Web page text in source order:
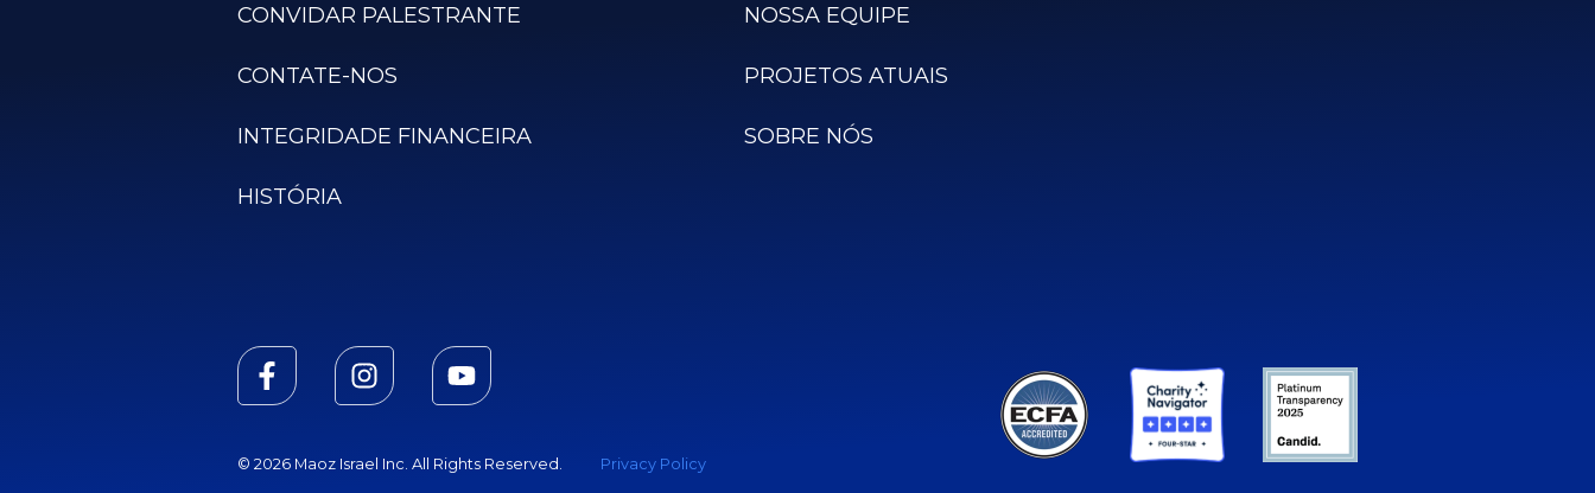
CONVIDAR PALESTRANTE
CONTATE-NOS
INTEGRIDADE FINANCEIRA
HISTÓRIA
NOSSA EQUIPE
PROJETOS ATUAIS
SOBRE NÓS
© 2026 Maoz Israel Inc. All Rights Reserved. Privacy Policy